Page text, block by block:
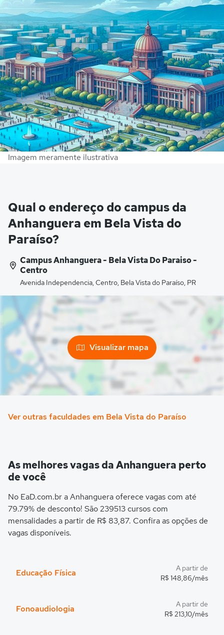
Imagem meramente ilustrativa
Qual o endereço do campus da
Anhanguera em Bela Vista do
Paraíso?
Campus Anhanguera - Bela Vista Do Paraiso -
Centro
Avenida Independencia, Centro, Bela Vista do Paraíso, PR
Visualizar mapa
Ver outras faculdades em Bela Vista do Paraíso
As melhores vagas da Anhanguera perto
de você
No EaD.com.br a Anhanguera oferece vagas com até
79.79% de desconto! São 239513 cursos com
mensalidades a partir de R$ 83,87. Confira as opções de
vagas disponíveis.
Educação Física
A partir de
R$ 148,86/mês
Fonoaudiologia
A partir de
R$ 213,10/mês